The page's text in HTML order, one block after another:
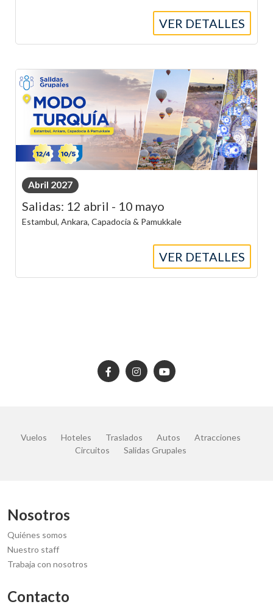
VER DETALLES
Abril 2027
Salidas: 12 abril - 10 mayo
Estambul, Ankara, Capadocia & Pamukkale
VER DETALLES
Vuelos Hoteles Traslados Autos
Atracciones
Circuitos
Salidas Grupales
Nosotros
Quiénes somos
Nuestro staff
Trabaja con nosotros
Contacto